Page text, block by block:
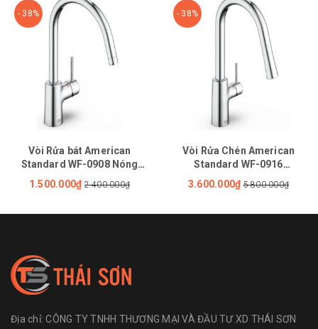
- 38%
Vòi Rửa bát American
Standard WF-0908 Nóng
Lạnh
1.500.000₫ 2.400.000₫
- 38%
Vòi Rửa Chén American
Standard WF-0916
(1009160000) Nóng Lạnh Rút
Dây Agate
3.600.000₫ 5.800.000₫
Địa chỉ:CÔNG TY TNHH THƯƠNG MẠI VÀ ĐẦU TƯ XD THÁI SƠN